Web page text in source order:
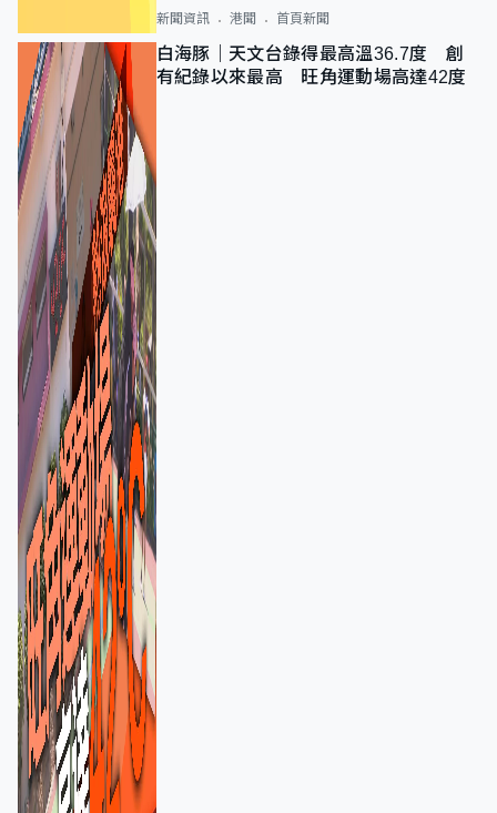
新聞資訊 港聞 首頁新聞
白海豚｜天文台錄得最高溫36.7度 創
有紀錄以來最高 旺角運動場高達42度